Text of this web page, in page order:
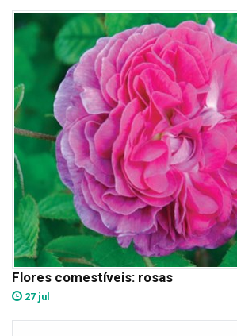
Flores comestíveis: rosas
27 jul